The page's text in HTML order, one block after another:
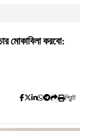
মোকাবিলা করবো:
প্রিন্ট